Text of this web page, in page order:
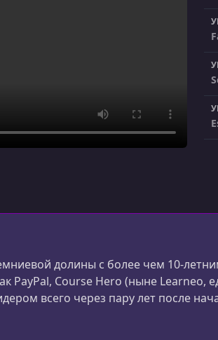
долины с более чем 10-
PayPal, Course Hero (ныне Learneo,
всего через пару лет после
Hero для Android (более 100 тысяч
этого он расширил